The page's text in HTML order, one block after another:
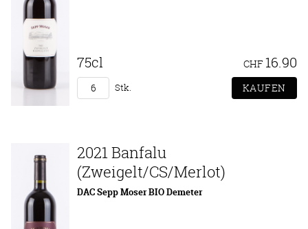
75cl CHF 16.90
Stk.
2021 Banfalu
(Zweigelt/CS/Merlot)
DAC Sepp Moser BIO Demeter